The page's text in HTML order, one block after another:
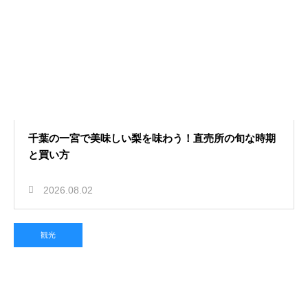
千葉の一宮で美味しい梨を味わう！直売所の旬な時期
と買い方
2026.08.02
観光